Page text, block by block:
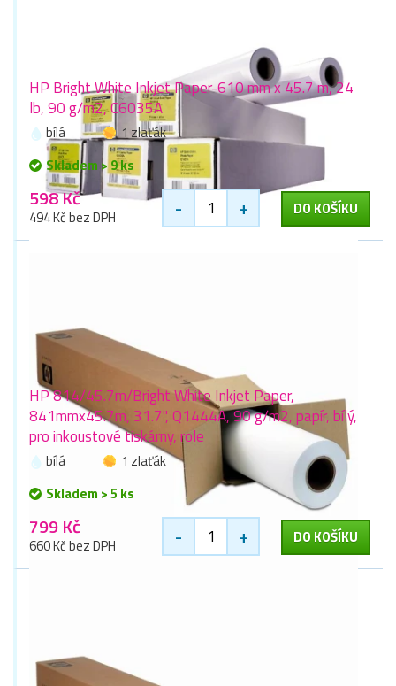
HP Bright White Inkjet Paper-610 mm x 45.7 m, 24
lb, 90 g/m2, C6035A
bílá
1 zlaťák
Skladem > 9 ks
598 Kč
494 Kč bez DPH - + DO KOŠÍKU
HP 814/45.7m/Bright White Inkjet Paper,
841mmx45.7m, 31.7", Q1444A, 90 g/m2, papír, bílý,
pro inkoustové tiskárny, role
bílá
1 zlaťák
Skladem > 5 ks
799 Kč
660 Kč bez DPH - + DO KOŠÍKU